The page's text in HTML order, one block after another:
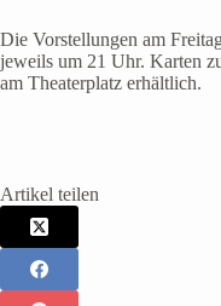
Die Vorstellungen am
jeweils um 21 Uhr. Karten
am Theaterplatz erhältlich.
Artikel teilen